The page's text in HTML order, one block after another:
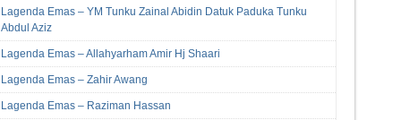
Lagenda Emas – YM Tunku Zainal Abidin Datuk Paduka Tunku
Abdul Aziz
Lagenda Emas – Allahyarham Amir Hj Shaari
Lagenda Emas – Zahir Awang
Lagenda Emas – Raziman Hassan